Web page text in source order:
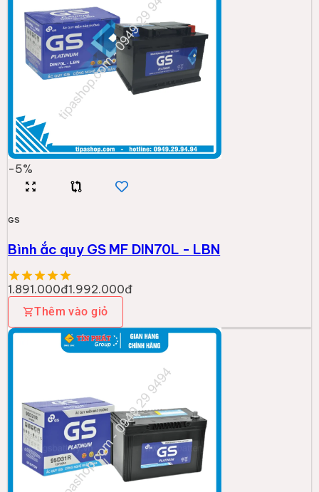
-5%
GS
Bình ắc quy GS MF DIN70L - LBN
1.891.000đ1.992.000đ
Thêm vào giỏ